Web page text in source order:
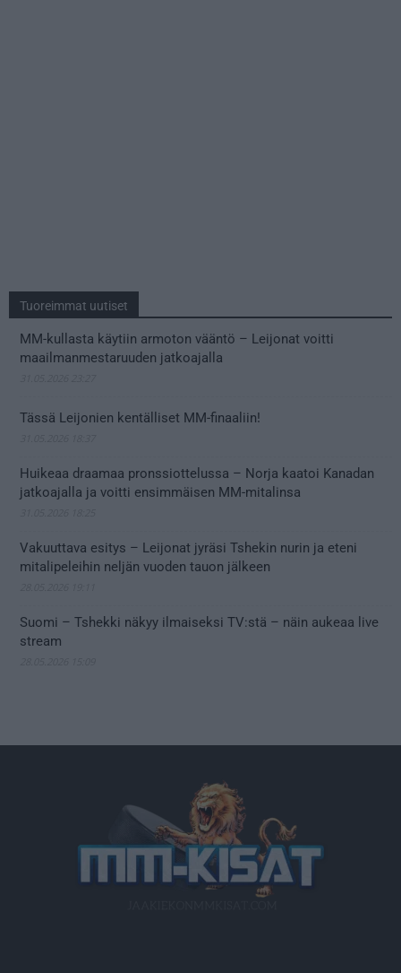
Tuoreimmat uutiset
MM-kullasta käytiin armoton vääntö – Leijonat voitti
maailmanmestaruuden jatkoajalla
Tässä Leijonien kentälliset MM-finaaliin!
Huikeaa draamaa pronssiottelussa – Norja kaatoi Kanadan
jatkoajalla ja voitti ensimmäisen MM-mitalinsa
Vakuuttava esitys – Leijonat jyräsi Tshekin nurin ja eteni
mitalipeleihin neljän vuoden tauon jälkeen
Suomi – Tshekki näkyy ilmaiseksi TV:stä – näin aukeaa live
stream